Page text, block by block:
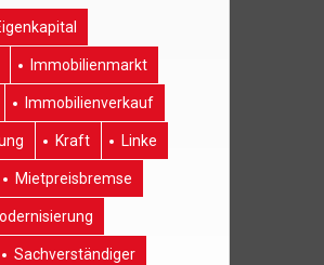
Immobilienmarkt
Immobilienverkauf
Kraft Linke
Mietpreisbremse
Sachverständiger